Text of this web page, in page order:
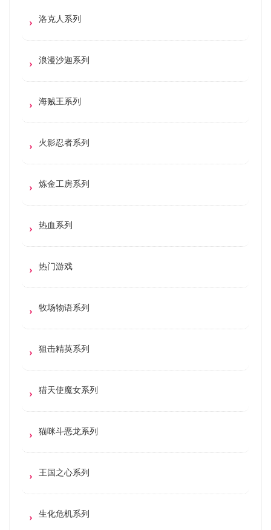
洛克人系列
浪漫沙迦系列
海贼王系列
火影忍者系列
炼金工房系列
热血系列
热门游戏
牧场物语系列
狙击精英系列
猎天使魔女系列
猫咪斗恶龙系列
王国之心系列
生化危机系列